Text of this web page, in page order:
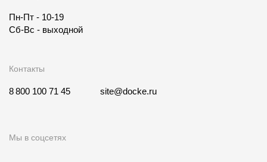
Пн-Пт - 10-19
Сб-Вс - выходной
Контакты
8 800 100 71 45 site@docke.ru
Мы в соцсетях